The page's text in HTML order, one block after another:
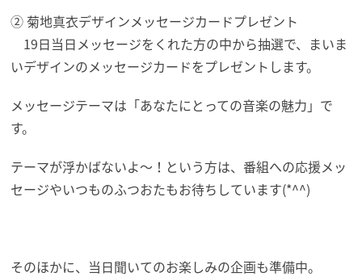
② 菊地真衣デザインメッセージカードプレゼント
19日当日メッセージをくれた方の中から抽選で、まいま
いデザインのメッセージカードをプレゼントします。
メッセージテーマは「あなたにとっての音楽の魅力」で
す。
テーマが浮かばないよ～！という方は、番組への応援メッ
セージやいつものふつおたもお待ちしています(*^^)
そのほかに、当日聞いてのお楽しみの企画も準備中。